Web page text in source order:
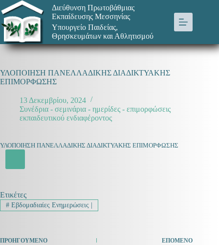
Μετάβαση
στο
περιεχόμενο
Διεύθυνση Πρωτοβάθμιας
Εκπαίδευσης Μεσσηνίας
Υπουργείο Παιδείας,
Θρησκευμάτων και Αθλητισμού
ΥΛΟΠΟΙΗΣΗ ΠΑΝΕΛΛΑΔΙΚΗΣ ΔΙΑΔΙΚΤΥΑΚΗΣ
ΕΠΙΜΟΡΦΩΣΗΣ
13 Δεκεμβρίου, 2024
Συνέδρια - σεμινάρια - ημερίδες - επιμορφώσεις
εκπαιδευτικού ενδιαφέροντος
ΥΛΟΠΟΙΗΣΗ ΠΑΝΕΛΛΑΔΙΚΗΣ ΔΙΑΔΙΚΤΥΑΚΗΣ ΕΠΙΜΟΡΦΩΣΗΣ
Ετικέτες
#Εβδομαδιαίες Ενημερώσεις |
ΠΡΟΗΓΟΎΜΕΝΟ ΕΠΌΜΕΝΟ